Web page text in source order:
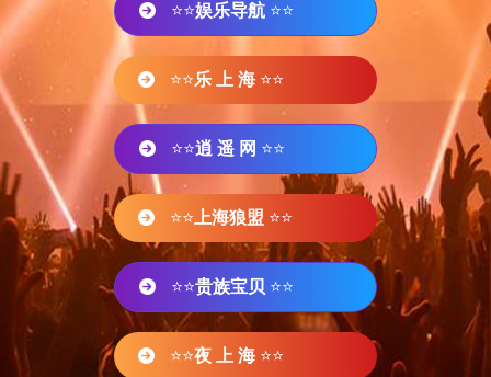
⭐⭐娱乐导航 ⭐⭐
⭐⭐乐 上 海 ⭐⭐
⭐⭐逍 遥 网 ⭐⭐
⭐⭐ 上海狼盟 ⭐⭐
⭐⭐贵族宝贝 ⭐⭐
⭐⭐夜 上 海 ⭐⭐